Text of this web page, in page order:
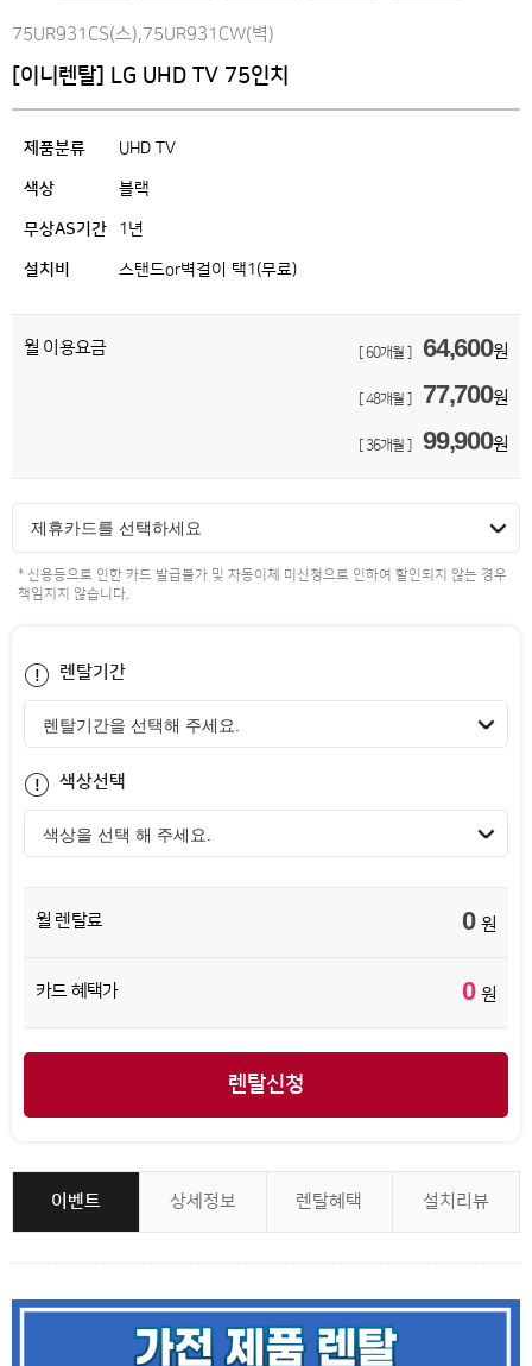
75UR931CS(스),75UR931CW(벽)
[이니렌탈] LG UHD TV 75인치
제품분류 UHD TV
색상 블랙
무상AS기간 1년
설치비 스탠드or벽걸이 택1(무료)
월 이용요금 [ 60개월 ] 64,600원
[ 48개월 ] 77,700원
[ 36개월 ] 99,900원
제휴카드를 선택하세요
* 신용등으로 인한 카드 발급불가 및 자동이체 미신청으로 인하여 할인되지 않는 경우
책임지지 않습니다.
렌탈기간
색상선택
월 렌탈료 0 원
카드 혜택가 0 원
렌탈신청
이벤트 상세정보 렌탈혜택 설치리뷰